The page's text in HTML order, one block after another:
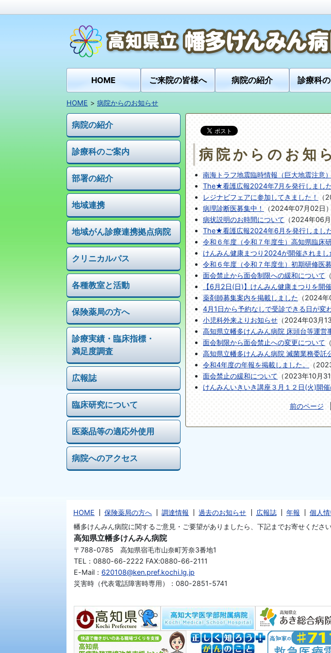
HOME ご来院の皆様へ 病院の紹介 診療科
HOME 病院からのお知らせ
病院の紹介
診療科のご案内
部署の紹介
地域連携
地域がん診療連携拠点病院
クリニカルパス
各種教室と活動
保険薬局の方へ
診療実績・ 臨床指標・
満足度調査
広報誌
臨床研究について
医薬品等の適応外使用
病院へのアクセス
病院からのお知
南海トラフ地震臨時情報（巨大地震注意
The★看護広報2024年7月を発行しました
レジナビフェアに参加してきました！
（
病理診断医募集中！
（2024年07月02日 ）
病状説明のお時間について （2024年06
The★看護広報2024年6月を発行しました
令和６年度（令和７年度生）高知県臨床
けんみん健康まつり2024が開催されまし
令和６年度（令和７年度生）初期研修医
面会禁止から面会制限への緩和について （
【6月2日(日)】けんみん健康まつりを開
薬剤師募集案内を掲載しました （2024年
4月1日から予約なしで受診できる日が変
小児科外来よりお知らせ （2024年03月
高知県立幡多けんみん病院 床頭台等運
面会制限から面会禁止への変更について （
高知県立幡多けんみん病院 滅菌業務委
令和4年度の年報を掲載しました。
（
面会禁止の緩和について （2023年10月
けんみんいきいき講座３月１２日(火)開
前のページ
HOME 保険薬局の方へ 調達情報 過去のお知らせ 広報誌 年報 個人
幡多けんみん病院に関するご意見・ご要望がありましたら、下記までお寄せください
高知県立幡多けんみん病院
〒788-0785 高知県宿毛市山奈町芳奈3番地1
TEL：0880-66-2222 FAX:0880-66-2111
E-Mail： 620108@ken.pref.kochi.lg.jp
災害時（代表電話障害時専用）：080-2851-5741